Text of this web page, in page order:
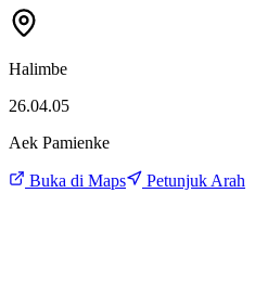
Halimbe
26.04.05
Aek Pamienke
Buka di Maps Petunjuk Arah